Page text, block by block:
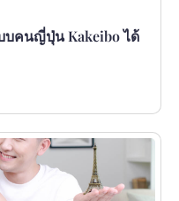
บคนญี่ปุ่น Kakeibo ได้